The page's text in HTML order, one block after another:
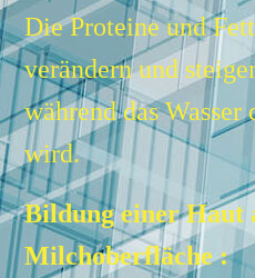
Die Proteine und
verändern und
während das
wird.
Bildung einer Haut
Milchoberfläche :